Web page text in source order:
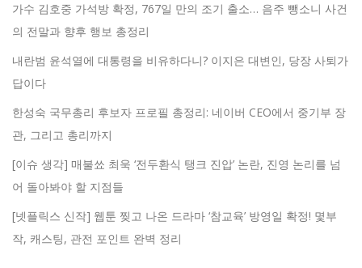
가수 김호중 가석방 확정, 767일 만의 조기 출소… 음주 뺑소니 사건
의 전말과 향후 행보 총정리
내란범 윤석열에 대통령을 비유하다니? 이지은 대변인, 당장 사퇴가
답이다
한성숙 국무총리 후보자 프로필 총정리: 네이버 CEO에서 중기부 장
관, 그리고 총리까지
[이슈 생각] 매불쑈 최욱 ‘전두환식 탱크 진압’ 논란, 진영 논리를 넘
어 돌아봐야 할 지점들
[넷플릭스 신작] 웹툰 찢고 나온 드라마 ‘참교육’ 방영일 확정! 몇부
작, 캐스팅, 관전 포인트 완벽 정리